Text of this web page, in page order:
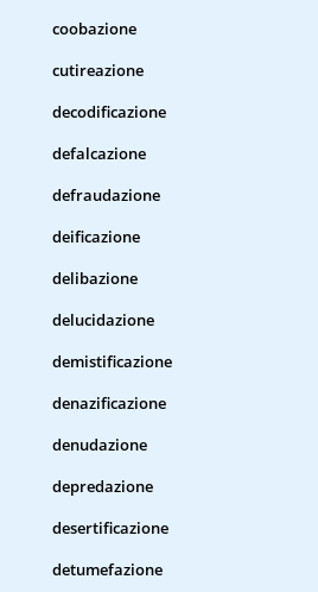
coobazione
cutireazione
decodificazione
defalcazione
defraudazione
deificazione
delibazione
delucidazione
demistificazione
denazificazione
denudazione
depredazione
desertificazione
detumefazione